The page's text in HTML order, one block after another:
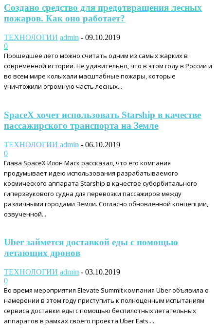
Создано средство для предотвращения лесных
пожаров. Как оно работает?
ТЕХНОЛОГИИ admin - 09.10.2019
0
Прошедшее лето можно считать одним из самых жарких в
современной истории. Не удивительно, что в этом году в России и
во всем мире колыхали масштабные пожары, которые
уничтожили огромную часть лесных...
SpaceX хочет использовать Starship в качестве
пассажирского транспорта на Земле
ТЕХНОЛОГИИ admin - 06.10.2019
0
Глава SpaceX Илон Маск рассказал, что его компания
продумывает идею использования разрабатываемого
космического аппарата Starship в качестве суборбитального
гиперзвукового судна для перевозки пассажиров между
различными городами Земли. Согласно обновленной концепции,
озвученной...
Uber займется доставкой еды с помощью
летающих дронов
ТЕХНОЛОГИИ admin - 03.10.2019
0
Во время мероприятия Elevate Summit компания Uber объявила о
намерении в этом году приступить к полноценным испытаниям
сервиса доставки еды с помощью беспилотных летательных
аппаратов в рамках своего проекта Uber Eats....